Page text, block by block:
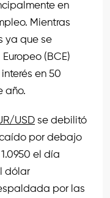
en
Mientras
ya que se
(BCE)
en 50
año.
USD se debilitó
por debajo
el día
dólar
por las